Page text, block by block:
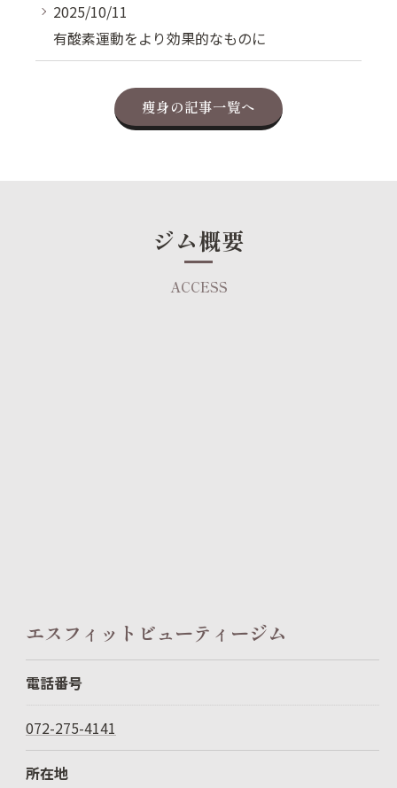
2025/10/11
有酸素運動をより効果的なものに
痩身の記事一覧へ
ジム概要
ACCESS
エスフィットビューティージム
電話番号
072-275-4141
所在地